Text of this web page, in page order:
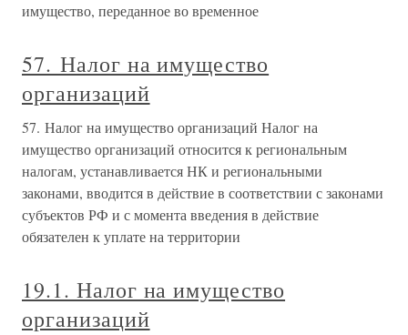
имущество, переданное во временное
57. Налог на имущество
организаций
57. Налог на имущество организаций Налог на
имущество организаций относится к региональным
налогам, устанавливается НК и региональными
законами, вводится в действие в соответствии с законами
субъектов РФ и с момента введения в действие
обязателен к уплате на территории
19.1. Налог на имущество
организаций